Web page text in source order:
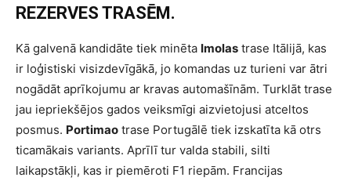
REZERVES TRASĒM.
Kā galvenā kandidāte tiek minēta Imolas trase Itālijā, kas
ir loģistiski visizdevīgākā, jo komandas uz turieni var ātri
nogādāt aprīkojumu ar kravas automašīnām. Turklāt trase
jau iepriekšējos gados veiksmīgi aizvietojusi atceltos
posmus. Portimao trase Portugālē tiek izskatīta kā otrs
ticamākais variants. Aprīlī tur valda stabili, silti
laikapstākļi, kas ir piemēroti F1 riepām. Francijas